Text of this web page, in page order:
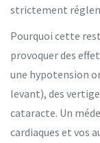
strictement
Pourquoi cette
provoquer des
une hypotension
levant), des
cataracte. Un
cardiaques et vos